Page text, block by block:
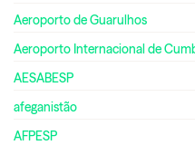
Aeroporto de Guarulhos
Aeroporto Internacional de
AESABESP
afeganistão
AFPESP